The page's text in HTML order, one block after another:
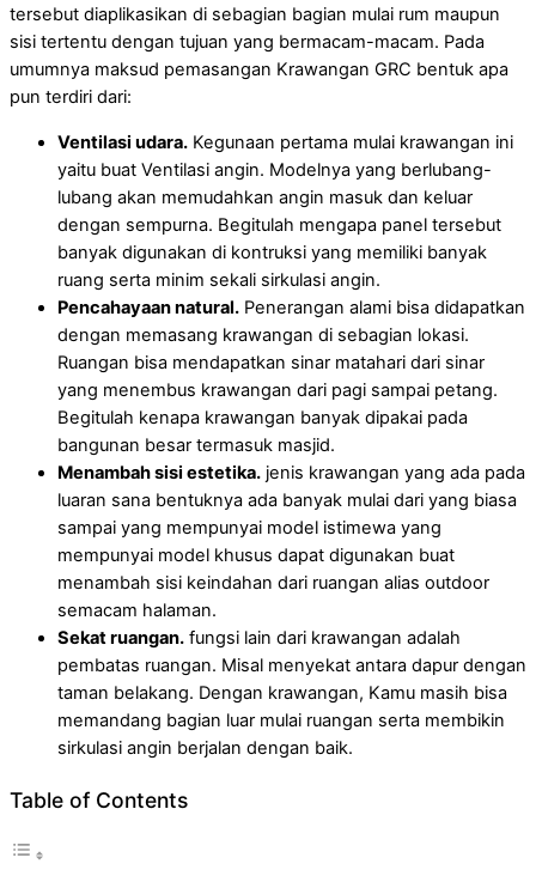
tersebut diaplikasikan di sebagian bagian mulai rum maupun
sisi tertentu dengan tujuan yang bermacam-macam. Pada
umumnya maksud pemasangan Krawangan GRC bentuk apa
pun terdiri dari:
Ventilasi udara. Kegunaan pertama mulai krawangan ini
yaitu buat Ventilasi angin. Modelnya yang berlubang-
lubang akan memudahkan angin masuk dan keluar
dengan sempurna. Begitulah mengapa panel tersebut
banyak digunakan di kontruksi yang memiliki banyak
ruang serta minim sekali sirkulasi angin.
Pencahayaan natural. Penerangan alami bisa didapatkan
dengan memasang krawangan di sebagian lokasi.
Ruangan bisa mendapatkan sinar matahari dari sinar
yang menembus krawangan dari pagi sampai petang.
Begitulah kenapa krawangan banyak dipakai pada
bangunan besar termasuk masjid.
Menambah sisi estetika. jenis krawangan yang ada pada
luaran sana bentuknya ada banyak mulai dari yang biasa
sampai yang mempunyai model istimewa yang
mempunyai model khusus dapat digunakan buat
menambah sisi keindahan dari ruangan alias outdoor
semacam halaman.
Sekat ruangan. fungsi lain dari krawangan adalah
pembatas ruangan. Misal menyekat antara dapur dengan
taman belakang. Dengan krawangan, Kamu masih bisa
memandang bagian luar mulai ruangan serta membikin
sirkulasi angin berjalan dengan baik.
Table of Contents